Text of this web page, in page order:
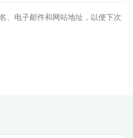
、电子邮件和网站地址，以便下次